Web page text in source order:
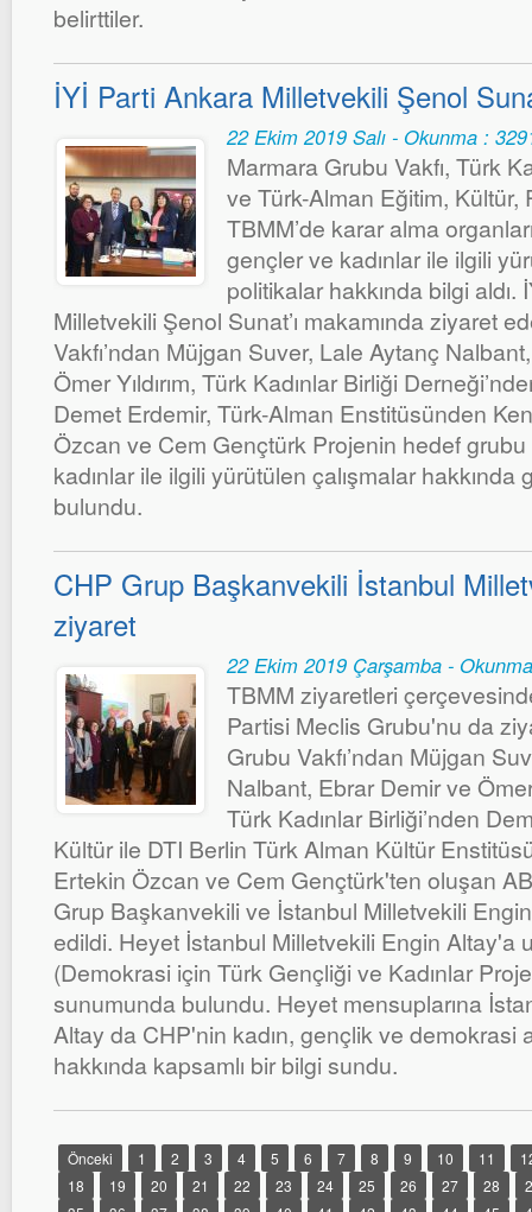
belirttiler.
İYİ Parti Ankara Milletvekili Şenol
22 Ekim 2019 Salı - Okunma :
Marmara Grubu Vakfı, Türk
ve Türk-Alman Eğitim, Kültür,
TBMM’de karar alma
gençler ve kadınlar ile ilgili
politikalar hakkında bilgi aldı.
Milletvekili Şenol Sunat’ı makamında ziyaret
Vakfı’ndan Müjgan Suver, Lale Aytanç
Ömer Yıldırım, Türk Kadınlar Birliği
Demet Erdemir, Türk-Alman Enstitüsünden
Özcan ve Cem Gençtürk Projenin hedef
kadınlar ile ilgili yürütülen çalışmalar hakkında
bulundu.
CHP Grup Başkanvekili İstanbul
ziyaret
22 Ekim 2019 Çarşamba -
TBMM ziyaretleri
Partisi Meclis Grubu'nu da
Grubu Vakfı’ndan Müjgan
Nalbant, Ebrar Demir ve Ömer
Türk Kadınlar Birliği’nden
Kültür ile DTI Berlin Türk Alman Kültür
Ertekin Özcan ve Cem Gençtürk'ten oluşan
Grup Başkanvekili ve İstanbul Milletvekili
edildi. Heyet İstanbul Milletvekili Engin Altay'a
(Demokrasi için Türk Gençliği ve Kadınlar
sunumunda bulundu. Heyet mensuplarına
Altay da CHP'nin kadın, gençlik ve demokrasi
hakkında kapsamlı bir bilgi sundu.
Önceki 1 2 3 4 5 6 7 8 9 10 11
18
19 20 21 22 23 24 25 26 27 28